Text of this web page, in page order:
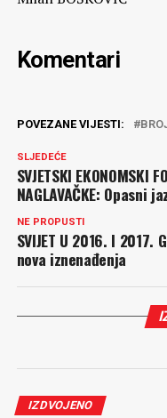
Komentari
POVEZANE VIJESTI:
SLJEDEĆE
SVJETSKI EKONOMSKI
NAGLAVAČKE:
NE PROPUSTI
SVIJET U 2016. I 2017.
nova iznenađenja
IZDVOJENO